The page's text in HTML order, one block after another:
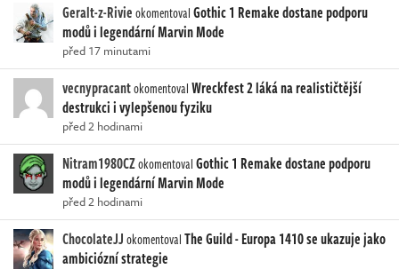
Geralt-z-RivieokomentovalGothic 1 Remake dostane podporu
modů i legendární Marvin Mode
před 17 minutami
vecnypracantokomentovalWreckfest 2 láká na realističtější
destrukci i vylepšenou fyziku
před 2 hodinami
Nitram1980CZokomentovalGothic 1 Remake dostane podporu
modů i legendární Marvin Mode
před 2 hodinami
ChocolateJJokomentovalThe Guild - Europa 1410 se ukazuje jako
ambiciózní strategie